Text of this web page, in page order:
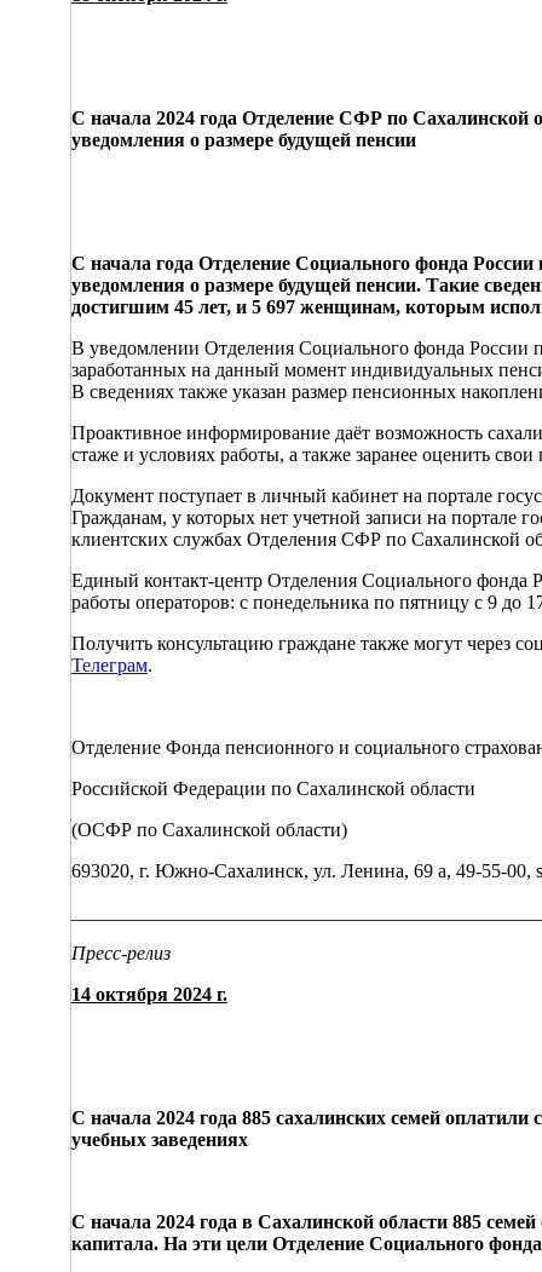
С начала 2024 года Отделение СФР по Сахалинской
уведомления о размере будущей пенсии
С начала года Отделение Социального фонда
уведомления о размере будущей пенсии. Такие
достигшим 45 лет, и 5 697 женщинам, которым
В уведомлении Отделения Социального фонда России
заработанных на данный момент индивидуальных
В сведениях также указан размер пенсионных
Проактивное информирование даёт возможность
стаже и условиях работы, а также заранее оценить
Документ поступает в личный кабинет на портале
Гражданам, у которых нет учетной записи на портале
клиентских службах Отделения СФР по Сахалинской
Единый контакт-центр Отделения Социального фонда
работы операторов: с понедельника по пятницу с 9 до
Получить консультацию граждане также могут через
Телеграм.
Отделение Фонда пенсионного и социального
Российской Федерации по Сахалинской области
(ОСФР по Сахалинской области)
693020, г. Южно-Сахалинск, ул. Ленина, 69 а, 49-55-00,
Пресс-релиз
14 октября 2024 г.
С начала 2024 года 885 сахалинских семей
учебных заведениях
С начала 2024 года в Сахалинской области 885
капитала. На эти цели Отделение Социального